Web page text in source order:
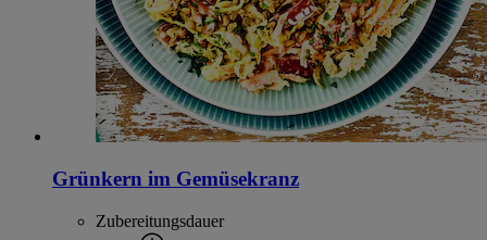
Grünkern im Gemüsekranz
Zubereitungsdauer